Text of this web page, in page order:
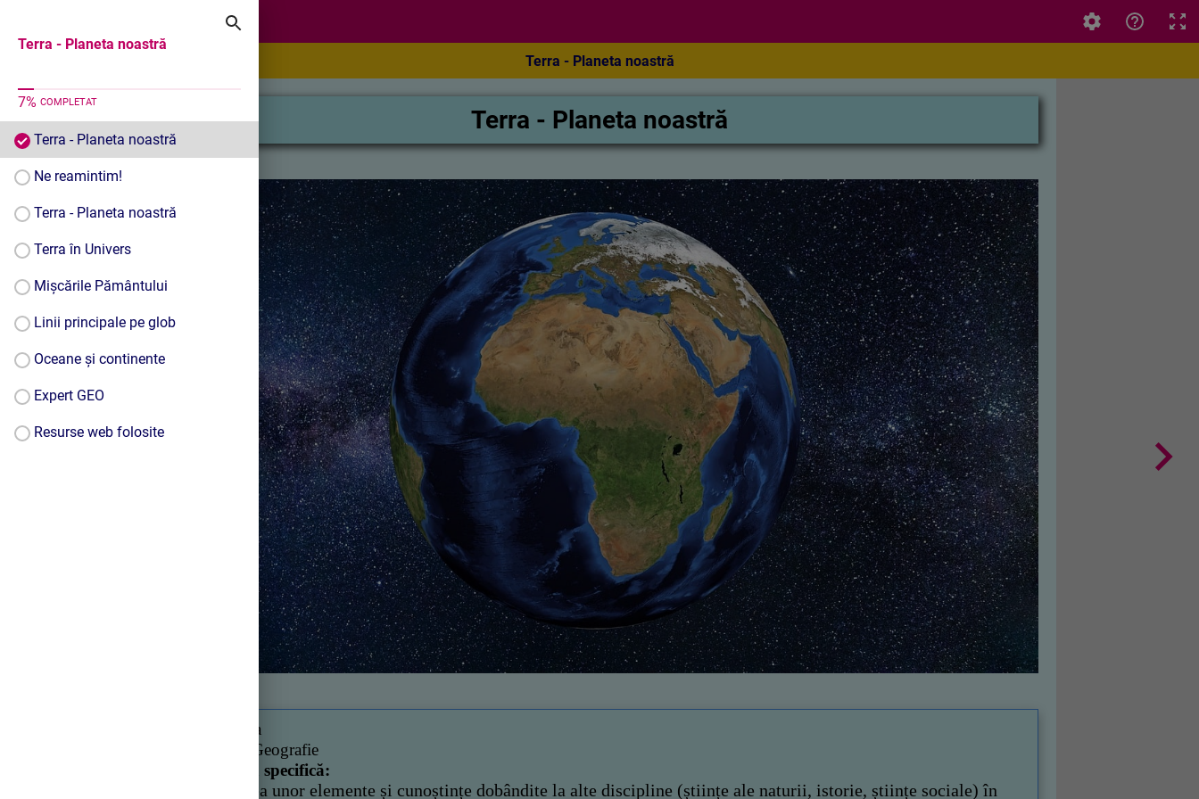
Terra - Planeta noastră
7% COMPLETAT
Terra - Planeta noastră
Ne reamintim!
Terra - Planeta noastră
Terra în Univers
Mișcările Pământului
Linii principale pe glob
Oceane și continente
Expert GEO
Resurse web folosite
Terra - Planeta noastră
Terra - Planeta noastră
a IV-a
: Geografie
Competența specifică:
Aplicarea unor elemente și cunoștințe dobândite la alte discipline (științe ale naturii, istorie, științe sociale) în